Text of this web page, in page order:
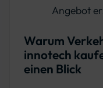
Angebot
Warum
innotech
einen Blick